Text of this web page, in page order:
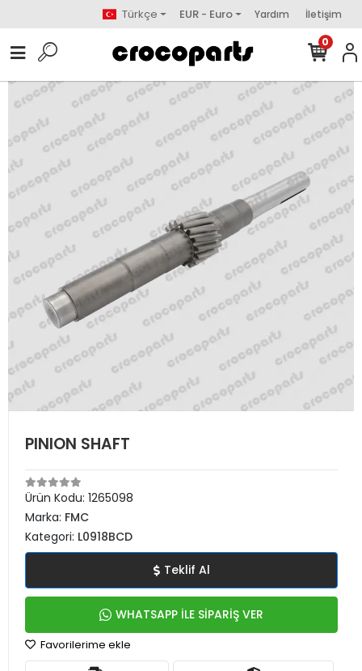
Türkçe EUR - Euro Yardım İletişim
0
PINION SHAFT
Ürün Kodu: 1265098
Marka: FMC
Kategori: L0918BCD
Teklif Al
WHATSAPP İLE SİPARİŞ VER
Favorilerime ekle